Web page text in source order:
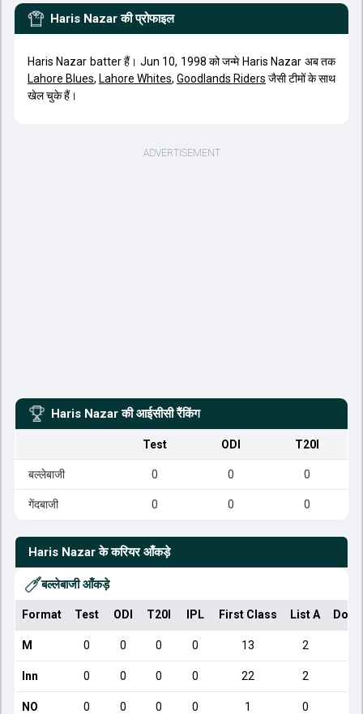
Haris Nazar की प्रोफाइल
Haris Nazar batter हैं। Jun 10, 1998 को जन्मे Haris Nazar अब तक
Lahore Blues, Lahore Whites, Goodlands Riders जैसी टीमों के साथ
खेल चुके हैं।
Haris Nazar की आईसीसी रैंकिंग
Test ODI T20I
बल्लेबाजी 0 0 0
गेंदबाजी 0 0 0
Haris Nazar के करियर आँकड़े
बल्लेबाजी आँकड़े
Format Test ODI T20I IPL First Class List A
M 0 0 0 0 13 2
Inn 0 0 0 0 22 2
NO 0 0 0 0 1 0